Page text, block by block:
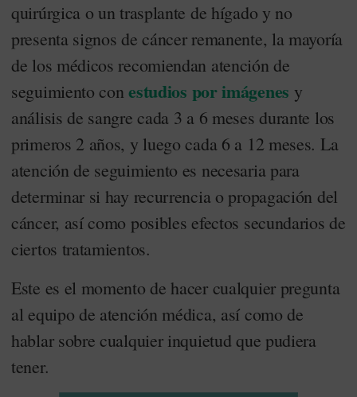
quirúrgica o un trasplante de hígado y no
presenta signos de cáncer remanente, la mayoría
de los médicos recomiendan atención de
seguimiento conestudios por imágenes y
análisis de sangre cada 3 a 6 meses durante los
primeros 2 años, y luego cada 6 a 12 meses. La
atención de seguimiento es necesaria para
determinar si hay recurrencia o propagación del
cáncer, así como posibles efectos secundarios de
ciertos tratamientos.
Este es el momento de hacer cualquier pregunta
al equipo de atención médica, así como de
hablar sobre cualquier inquietud que pudiera
tener.